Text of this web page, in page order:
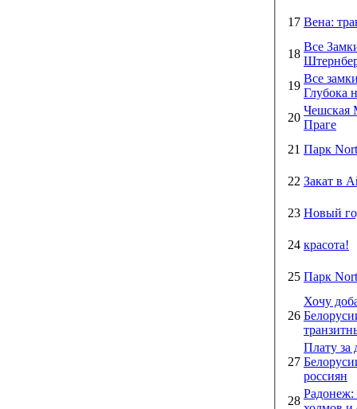
17 Вена:
18
Все
19
Все
Глубока
20
Чешская
Праге
21 Парк
22 Закат в
23 Новый
24 красота!
25 Парк
26
Хочу
27
Плату за
россиян
28
Радонеж: